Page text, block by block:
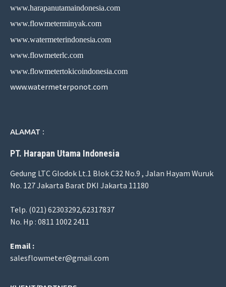
www.harapanutamaindonesia.com
www.flowmeterminyak.com
www.watermeterindonesia.com
www.flowmeterlc.com
www.flowmetertokicoindonesia.com
www.watermeterponot.com
ALAMAT :
PT. Harapan Utama Indonesia
Gedung LTC Glodok Lt.1 Blok C32 No.9 , Jalan Hayam Wuruk
No. 127 Jakarta Barat DKI Jakarta 11180
Telp. (021) 62303292,62317837
No. Hp : 0811 1002 2411
Email :
salesflowmeter@gmail.com